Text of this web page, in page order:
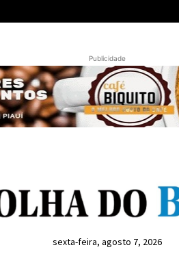
Publicidade
sexta-feira, agosto 7, 2026